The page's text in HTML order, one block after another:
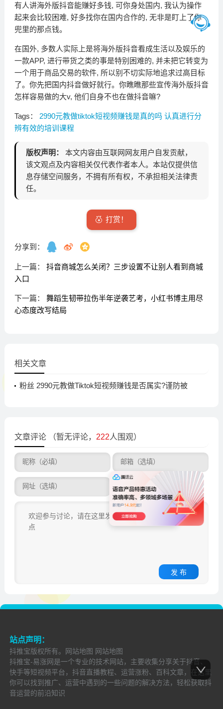
有人讲海外版抖音能赚好多钱, 可你身处国内, 我认为操作
起来会比较困难, 好多找你在国内合作的, 无非是盯上了你
兜里的那点钱。
在国外, 多数人实际上是将海外版抖音看成生活以及娱乐的
一款APP, 进行带货之类的事是特别困难的, 并未把它转变为
一个用于商品交易的软件, 所以别不切实际地追求过高目标
了。你先把国内抖音做好就行。你瞧瞧那些宣传海外版抖音
怎样容易做的大v, 他们自身不也在做抖音嘛?
Tags： 2990元教做tiktok短视频赚钱是真的吗 认真进行分
辨有效的培训课程
版权声明：
本文内容由互联网网友用户自发贡献，
该文观点及内容相关仅代表作者本人。本站仅提供信
息存储空间服务，不拥有所有权，不承担相关法律责
任。
打赏！
分享到：
上一篇： 抖音商城怎么关闭？三步设置不让别人看到商城
入口
下一篇： 舞蹈生韧带拉伤半年逆袭艺考，小红书博主用尽
心态度改写结局
相关文章
粉丝 2990元教做Tiktok短视频赚钱是否属实?谨防被
文章评论 （暂无评论， 222人围观）
发 布
站点声明：
抖推宝版权所有。 网站地图 网站地图
抖推宝-易涨网是一个专业的技术网站，主要收集分享关于抖音、
快手等短视频平台，抖音直播教程、运营涨粉、百科文章，在这里
你可以找到推广、运营中遇到的一些问题的解决方法，轻松获取抖
音运营的前沿知识